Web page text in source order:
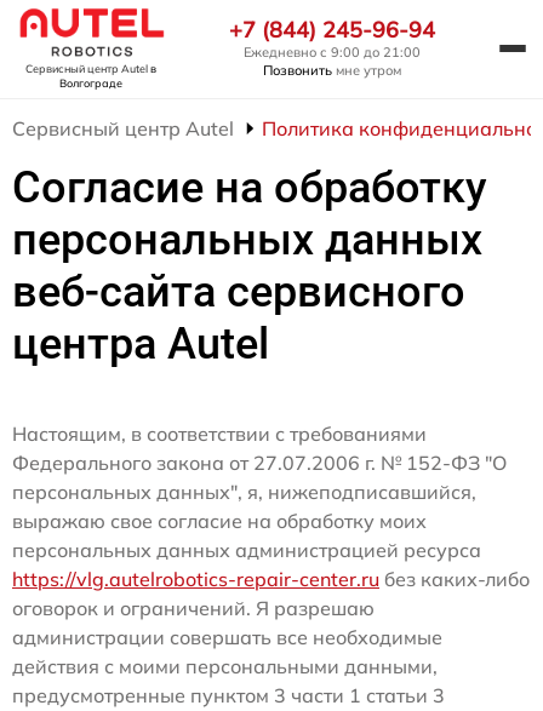
Сервисный центр Autelв
Волгограде
+7 (844) 245-96-94
Ежедневно с 9:00 до 21:00
Позвонить мне утром
Сервисный центр Autel Политика
Согласие на обработку
персональных данных
веб-сайта сервисного
центра Autel
Настоящим, в соответствии с требованиями
Федерального закона от 27.07.2006 г. № 152-ФЗ "О
персональных данных", я, нижеподписавшийся,
выражаю свое согласие на обработку моих
персональных данных администрацией ресурса
https://vlg.autelrobotics-repair-center.ru без каких-либо
оговорок и ограничений. Я разрешаю
администрации совершать все необходимые
действия с моими персональными данными,
предусмотренные пунктом 3 части 1 статьи 3